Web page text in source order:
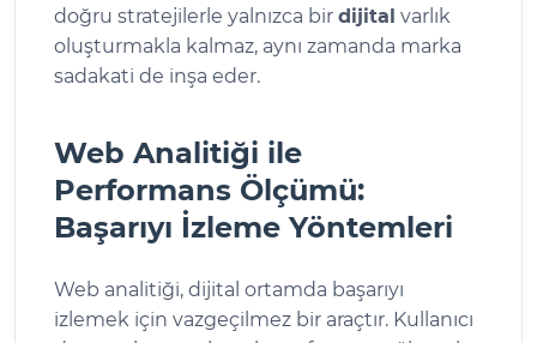
doğru stratejilerle yalnızca bir dijital varlık
oluşturmakla kalmaz, aynı zamanda marka
sadakati de inşa eder.
Web Analitiği ile
Performans Ölçümü:
Başarıyı İzleme Yöntemleri
Web analitiği, dijital ortamda başarıyı
izlemek için vazgeçilmez bir araçtır. Kullanıcı